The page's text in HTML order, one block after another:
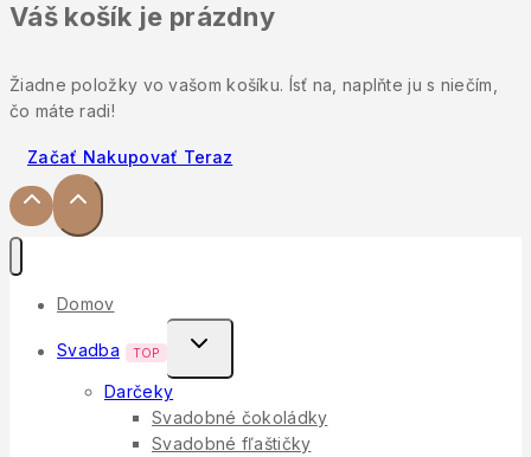
Váš košík je prázdny
Žiadne položky vo vašom košíku. Ísť na, naplňte ju s niečím,
čo máte radi!
Začať Nakupovať Teraz
Domov
Svadba TOP
Toggle
Child
Menu
Darčeky
Svadobné čokoládky
Svadobné fľaštičky